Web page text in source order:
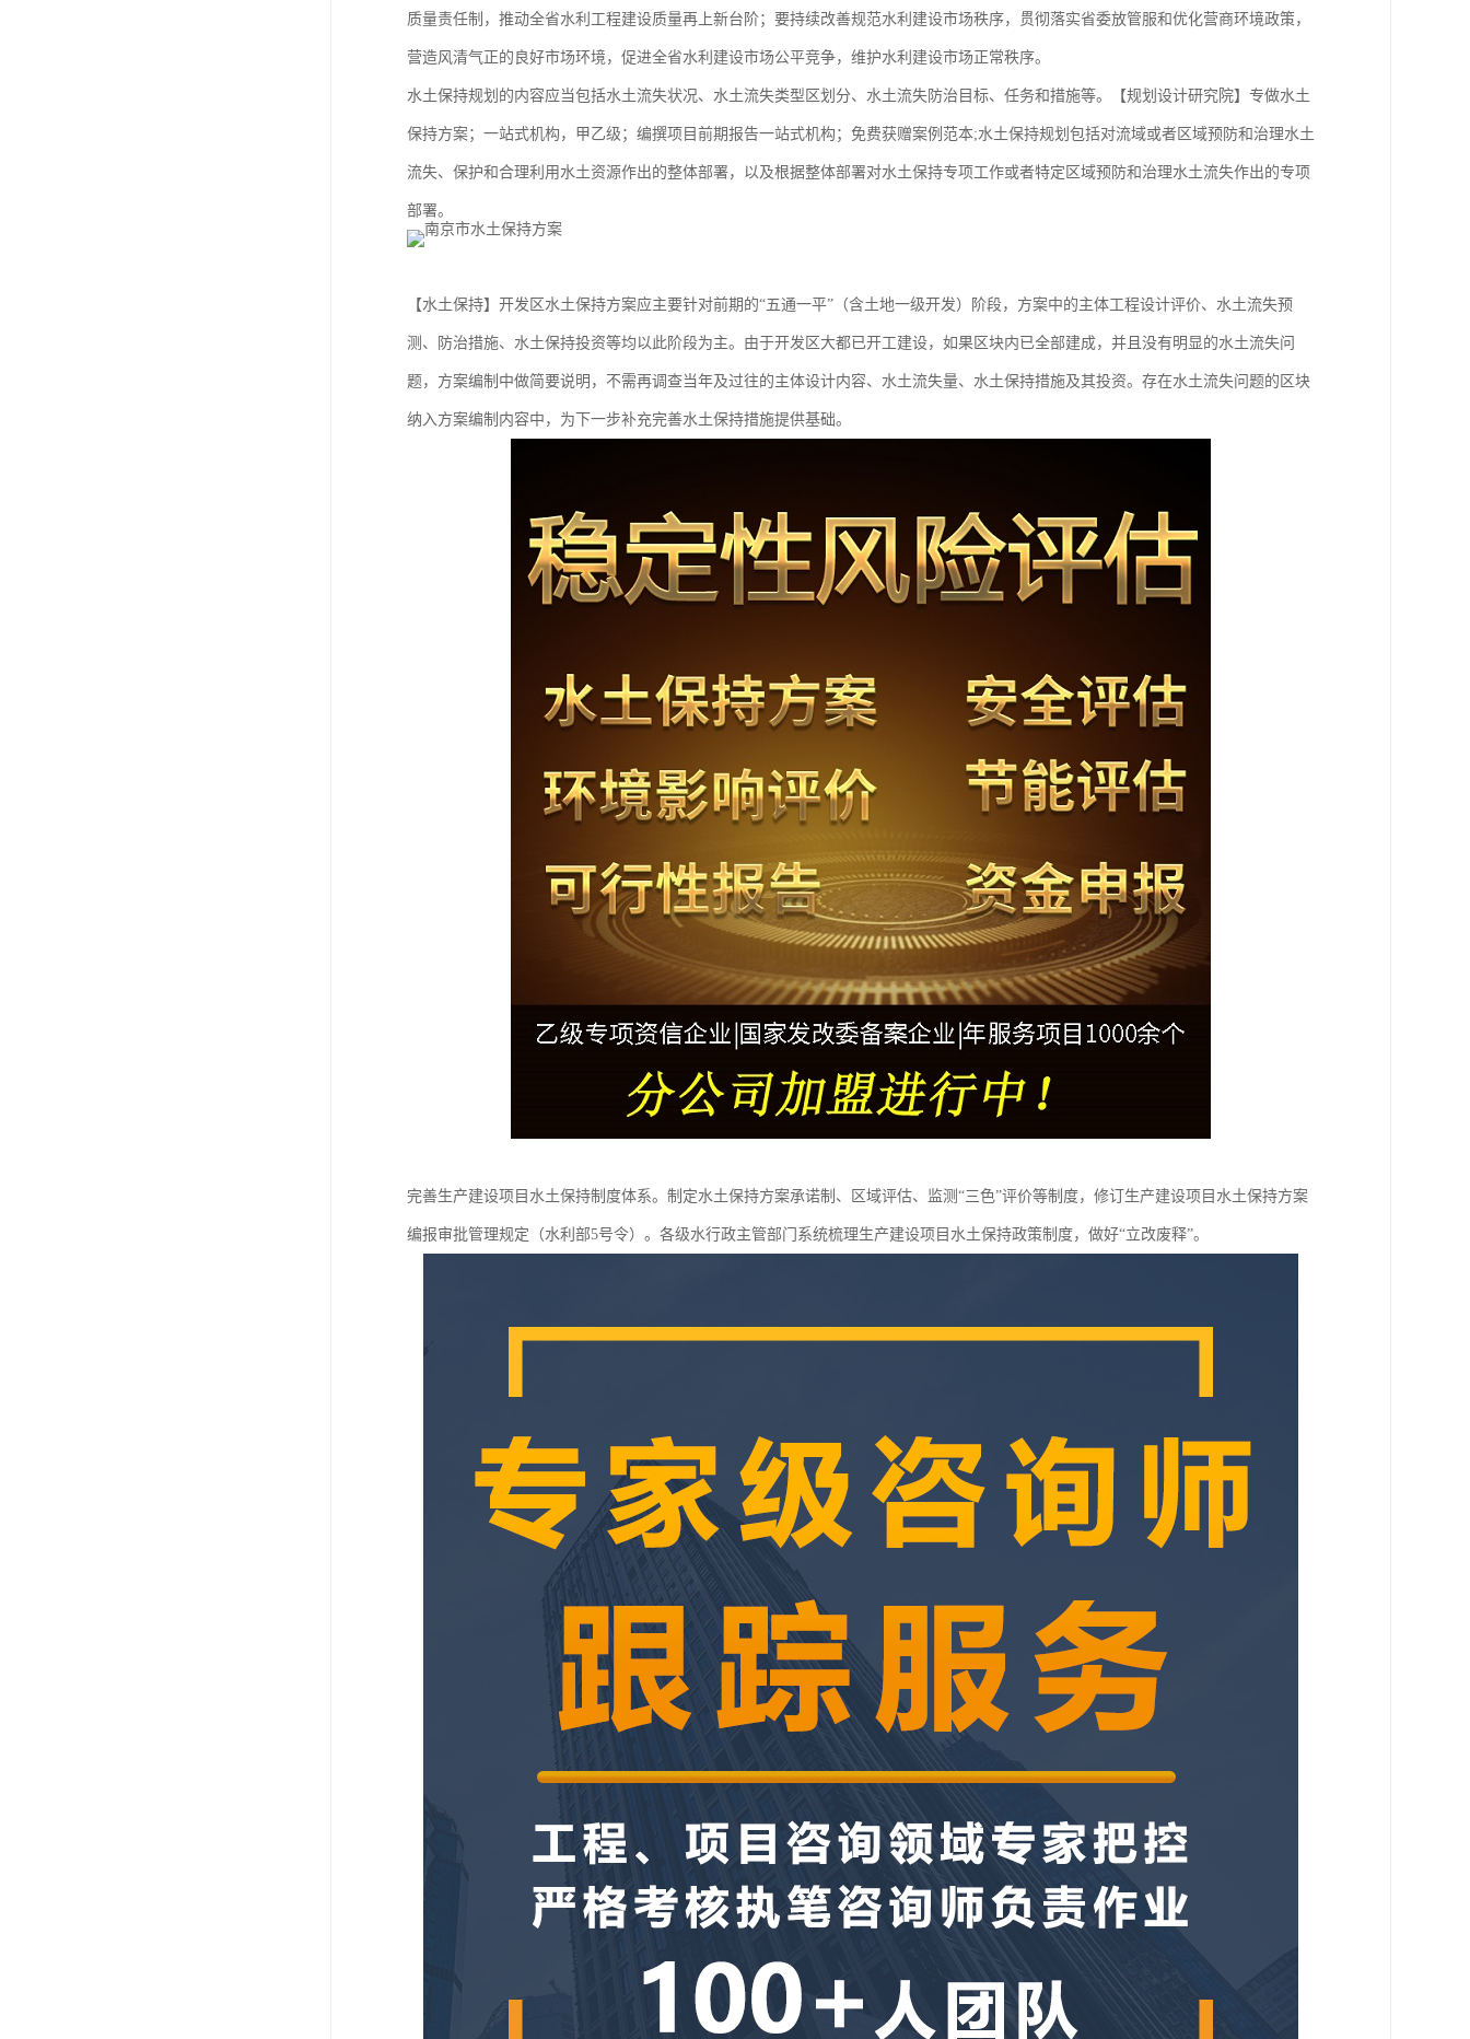
质量责任制，推动全省水利工程建设质量再上新台阶；要持续改善规范水利建设市场秩序，贯彻落实省委放管服和优化营商环境政策，
营造风清气正的良好市场环境，促进全省水利建设市场公平竞争，维护水利建设市场正常秩序。
水土保持规划的内容应当包括水土流失状况、水土流失类型区划分、水土流失防治目标、任务和措施等。【规划设计研究院】专做水土
保持方案；一站式机构，甲乙级；编撰项目前期报告一站式机构；免费获赠案例范本;水土保持规划包括对流域或者区域预防和治理水土
流失、保护和合理利用水土资源作出的整体部署，以及根据整体部署对水土保持专项工作或者特定区域预防和治理水土流失作出的专项
部署。
【水土保持】开发区水土保持方案应主要针对前期的“五通一平”（含土地一级开发）阶段，方案中的主体工程设计评价、水土流失预
测、防治措施、水土保持投资等均以此阶段为主。由于开发区大都已开工建设，如果区块内已全部建成，并且没有明显的水土流失问
题，方案编制中做简要说明，不需再调查当年及过往的主体设计内容、水土流失量、水土保持措施及其投资。存在水土流失问题的区块
纳入方案编制内容中，为下一步补充完善水土保持措施提供基础。
完善生产建设项目水土保持制度体系。制定水土保持方案承诺制、区域评估、监测“三色”评价等制度，修订生产建设项目水土保持方案
编报审批管理规定（水利部5号令）。各级水行政主管部门系统梳理生产建设项目水土保持政策制度，做好“立改废释”。